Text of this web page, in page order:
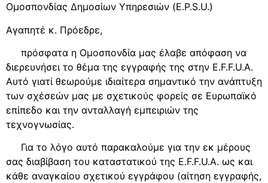
Ομοσπονδίας Δημοσίων Υπηρεσιών (E.P.S.U.)
Αγαπητέ κ. Πρόεδρε,
πρόσφατα η Ομοσπονδία μας έλαβε απόφαση να
διερευνήσει το θέμα της εγγραφής της στην E.F.F.U.A.
Αυτό γιατί θεωρούμε ιδιαίτερα σημαντικό την ανάπτυξη
των σχέσεών μας με σχετικούς φορείς σε Ευρωπαϊκό
επίπεδο και την ανταλλαγή εμπειριών της
τεχνογνωσίας.
Για το λόγο αυτό παρακαλούμε για την εκ μέρους
σας διαβίβαση του καταστατικού της E.F.F.U.A. ως και
κάθε αναγκαίου σχετικού εγγράφου (αίτηση εγγραφής,